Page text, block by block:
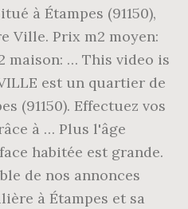
à Étampes (91150),
Ville. Prix m2 moyen:
maison: … This video is
est un quartier de
(91150). Effectuez vos
à … Plus l'âge
habitée est grande.
de nos annonces
à Étampes et sa